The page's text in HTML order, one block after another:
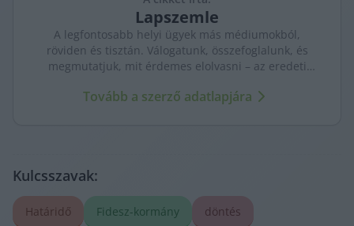
Lapszemle
A legfontosabb helyi ügyek más médiumokból,
röviden és tisztán. Válogatunk, összefoglalunk, és
megmutatjuk, mit érdemes elolvasni – az eredeti
Tovább a szerző adatlapjára
Kulcsszavak:
Határidő Fidesz-kormány döntés